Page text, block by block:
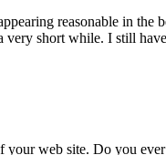
reasonable in the
very short while. I still
your web site. Do you